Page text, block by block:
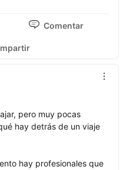
Comentar
pero muy pocas
hay detrás de un viaje
hay profesionales que